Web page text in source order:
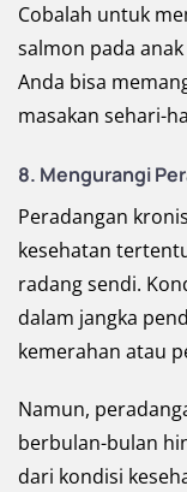
Cobalah untuk
salmon pada
Anda bisa
masakan sehari-
8. Mengurangi
Peradangan
kesehatan
radang sendi.
dalam jangka
kemerahan atau
Namun,
berbulan-bulan
dari kondisi